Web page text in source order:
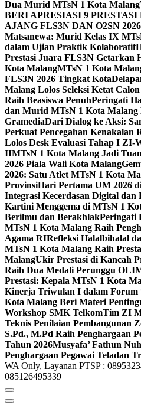
Dua Murid MTsN 1 Kota Malang
BERI APRESIASI 9
AJANG FLS3N DAN O2SN 2026
Matsanewa: Murid Kelas IX
dalam Ujian Praktik Kolaboratif
Prestasi Juara FLS3N Getarkan
Kota MalangMTsN 1 Kota
FLS3N 2026 Tingkat Kota
Malang Lolos Seleksi Ketat
Raih Beasiswa PenuhPeringati
dan Murid MTsN 1 Kota
GramediaDari Dialog ke Aksi:
Perkuat Pencegahan Kenakalan
Lolos Desk Evaluasi Tahap I ZI-
IIMTsN 1 Kota Malang Jadi
2026 Piala Wali Kota Malang
2026: Satu Atlet MTsN 1 Kota
ProvinsiHari Pertama UM 2026
Integrasi Kecerdasan Digital
Kartini Menggema di MTsN 1
Berilmu dan BerakhlakPeringati
MTsN 1 Kota Malang Raih
Agama RIRefleksi Halalbihalal
MTsN 1 Kota Malang Raih
MalangUkir Prestasi di Kancah
Raih Dua Medali Perunggu
Prestasi: Kepala MTsN 1 Kota
Kinerja Triwulan I dalam Forum
Kota Malang Beri Materi
Workshop SMK TelkomTim ZI
Teknis Penilaian Pembangunan
S.Pd., M.Pd Raih Penghargaan
Tahun 2026Musyafa’ Fathun
Penghargaan Pegawai Teladan
WA Only, Layanan PTSP :
085126495339